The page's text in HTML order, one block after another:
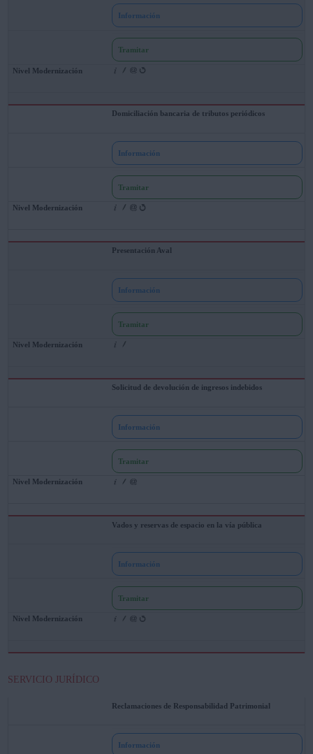
Información
Tramitar
Domiciliación bancaria de tributos periódicos
Información
Tramitar
Presentación Aval
Información
Tramitar
Solicitud de devolución de ingresos indebidos
Información
Tramitar
Vados y reservas de espacio en la vía pública
Información
Tramitar
SERVICIO JURÍDICO
Reclamaciones de Responsabilidad Patrimonial
Información